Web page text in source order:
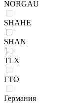
NORGAU
SHAHE
SHAN
TLX
ГТО
Германия